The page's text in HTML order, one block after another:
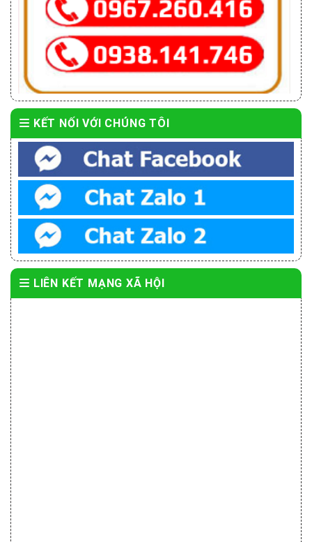
KẾT NỐI VỚI CHÚNG TÔI
LIÊN KẾT MẠNG XÃ HỘI